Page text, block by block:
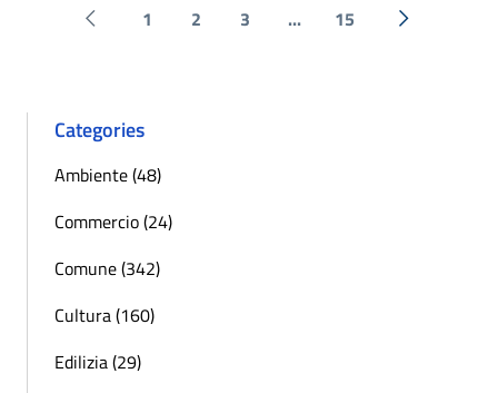
Pagina precedente
1 2 3 ... 15 Next »
Categories
Ambiente (48)
Commercio (24)
Comune (342)
Cultura (160)
Edilizia (29)